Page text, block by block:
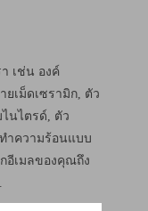
เช่น องค์
เม็ดเซรามิก, ตัว
นไตรด์, ตัว
ำความร้อนแบบ
อีเมลของคุณถึง